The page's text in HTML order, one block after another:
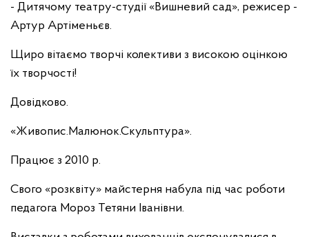
- Дитячому театру-студії «Вишневий сад», режисер -
Артур Артіменьєв.
Щиро вітаємо творчі колективи з високою оцінкою
їх творчості!
Довідково.
«Живопис.Малюнок.Скульптура».
Працює з 2010 р.
Свого «розквіту» майстерня набула під час роботи
педагога Мороз Тетяни Іванівни.